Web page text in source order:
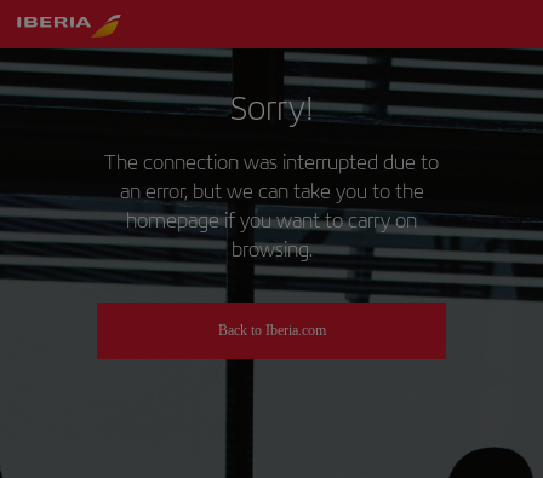
Sorry!
The connection was interrupted due to
an error, but we can take you to the
homepage if you want to carry on
browsing.
Back to Iberia.com